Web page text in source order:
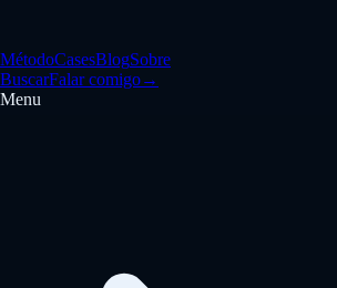
MétodoCasesBlogSobre
BuscarFalar comigo→
Menu